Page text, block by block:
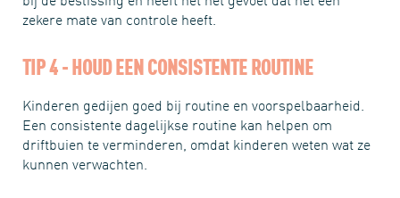
zekere mate van controle heeft.
TIP 4 - HOUD EEN CONSISTENTE ROUTINE
Kinderen gedijen goed bij routine en voorspelbaarheid.
Een consistente dagelijkse routine kan helpen om
driftbuien te verminderen, omdat kinderen weten wat ze
kunnen verwachten.